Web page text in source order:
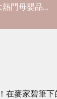
門母嬰品牌
在麥家碧筆